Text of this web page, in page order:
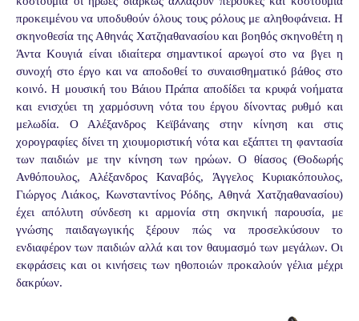
προκειμένου να υποδυθούν όλους τους ρόλους με αληθοφάνεια. Η
σκηνοθεσία της Αθηνάς Χατζηαθανασίου και βοηθός σκηνοθέτη η
Άντα Κουγιά είναι ιδιαίτερα σημαντικοί αρωγοί στο να βγει η
συνοχή στο έργο και να αποδοθεί το συναισθηματικό βάθος στο
κοινό. Η μουσική του Βάιου Πράπα αποδίδει τα κρυφά νοήματα
και ενισχύει τη χαρμόσυνη νότα του έργου δίνοντας ρυθμό και
μελωδία. Ο Αλέξανδρος Κεϊβάναης στην κίνηση και στις
χορογραφίες δίνει τη χιουμοριστική νότα και εξάπτει τη φαντασία
των παιδιών με την κίνηση των ηρώων. Ο θίασος (Θοδωρής
Ανθόπουλος, Αλέξανδρος Καναβός, Άγγελος Κυριακόπουλος,
Γιώργος Λιάκος, Κωνσταντίνος Ρόδης, Αθηνά Χατζηαθανασίου)
έχει απόλυτη σύνδεση κι αρμονία στη σκηνική παρουσία, με
γνώσης παιδαγωγικής ξέρουν πώς να προσελκύσουν το
ενδιαφέρον των παιδιών αλλά και τον θαυμασμό των μεγάλων. Οι
εκφράσεις και οι κινήσεις των ηθοποιών προκαλούν γέλια μέχρι
δακρύων.